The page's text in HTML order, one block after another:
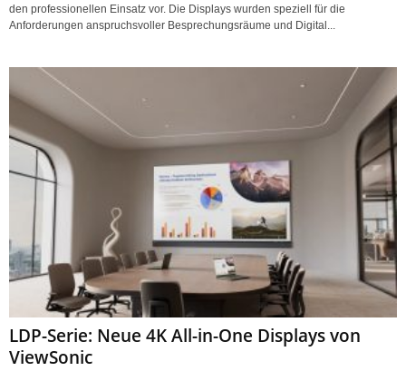
den professionellen Einsatz vor. Die Displays wurden speziell für die
Anforderungen anspruchsvoller Besprechungsräume und Digital...
LDP-Serie: Neue 4K All-in-One Displays von
ViewSonic